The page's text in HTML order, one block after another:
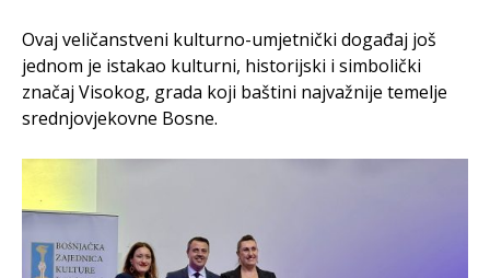
Ovaj veličanstveni kulturno-umjetnički događaj još
jednom je istakao kulturni, historijski i simbolički
značaj Visokog, grada koji baštini najvažnije temelje
srednjovjekovne Bosne.